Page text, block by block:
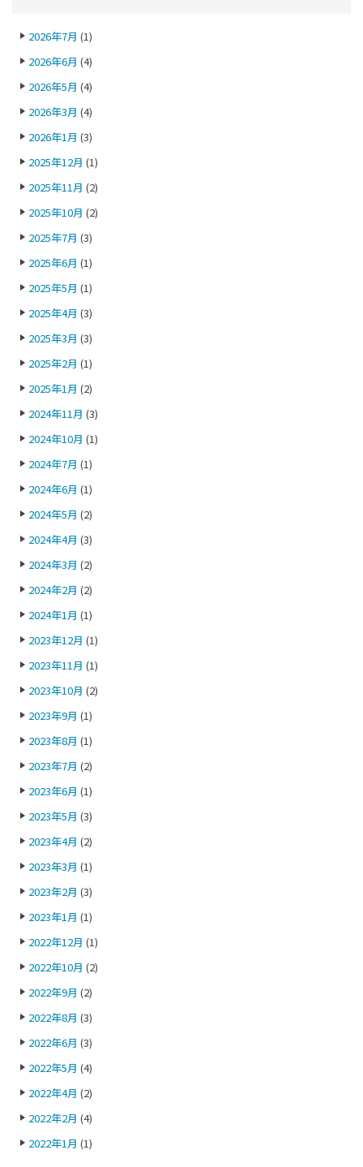
2026年7月 (1)
2026年6月 (4)
2026年5月 (4)
2026年3月 (4)
2026年1月 (3)
2025年12月 (1)
2025年11月 (2)
2025年10月 (2)
2025年7月 (3)
2025年6月 (1)
2025年5月 (1)
2025年4月 (3)
2025年3月 (3)
2025年2月 (1)
2025年1月 (2)
2024年11月 (3)
2024年10月 (1)
2024年7月 (1)
2024年6月 (1)
2024年5月 (2)
2024年4月 (3)
2024年3月 (2)
2024年2月 (2)
2024年1月 (1)
2023年12月 (1)
2023年11月 (1)
2023年10月 (2)
2023年9月 (1)
2023年8月 (1)
2023年7月 (2)
2023年6月 (1)
2023年5月 (3)
2023年4月 (2)
2023年3月 (1)
2023年2月 (3)
2023年1月 (1)
2022年12月 (1)
2022年10月 (2)
2022年9月 (2)
2022年8月 (3)
2022年6月 (3)
2022年5月 (4)
2022年4月 (2)
2022年2月 (4)
2022年1月 (1)